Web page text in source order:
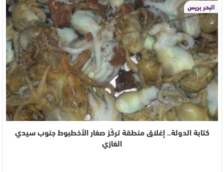
البحر بريس
كتابة الدولة.. إغلاق منطقة تركّز صغار الأخطبوط جنوب سيدي
الغازي